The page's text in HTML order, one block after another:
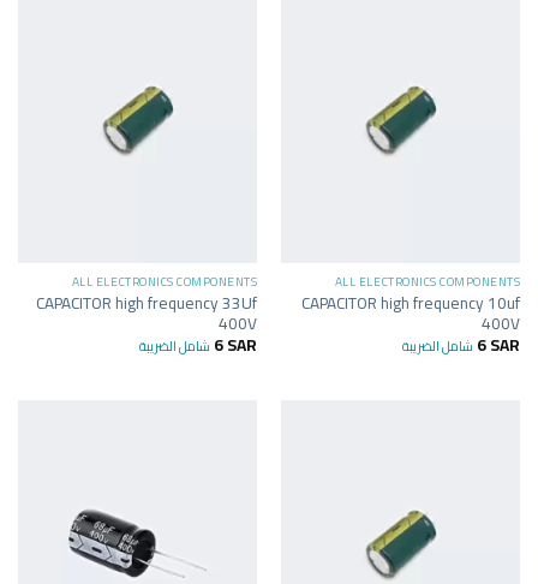
ALL ELECTRONICS COMPONENTS
CAPACITOR high frequency 10uf
400V
6SAR شامل الضريبة
ALL ELECTRONICS COMPONENTS
CAPACITOR high frequency 33Uf
400V
6SAR شامل الضريبة